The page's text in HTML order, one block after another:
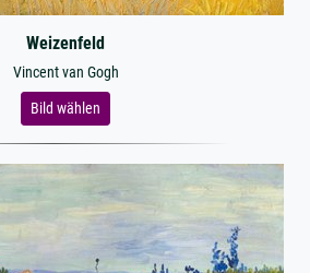
Weizenfeld
Vincent van Gogh
Bild wählen